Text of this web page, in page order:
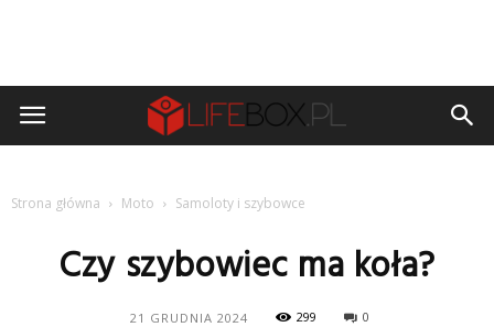
Strona główna Moto Samoloty i szybowce
Czy szybowiec ma koła?
21 GRUDNIA 2024 299 0